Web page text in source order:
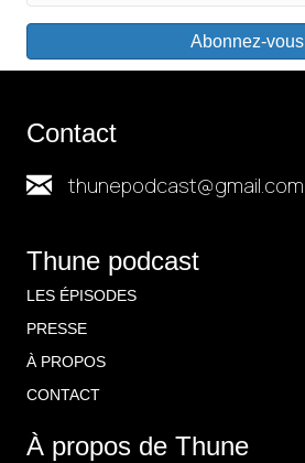
Abonnez-vous
Contact
thunepodcast@gmail.com
Thune podcast
LES ÉPISODES
PRESSE
À PROPOS
CONTACT
À propos de Thune